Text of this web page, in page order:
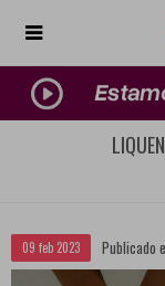

09 feb 2023 Publicado
Juguetes